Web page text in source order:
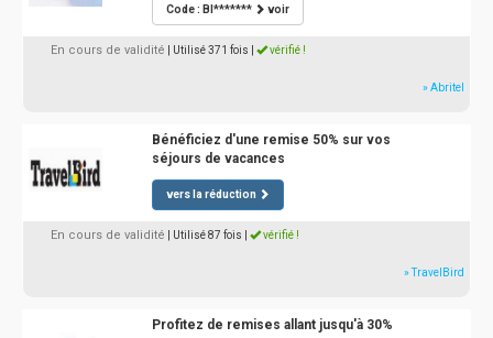
Code : BI******* voir
En cours de validité | Utilisé 371 fois vérifié !
» Abritel
Bénéficiez d'une remise 50% sur vos
séjours de vacances
vers la réduction
En cours de validité | Utilisé 87 fois vérifié !
» TravelBird
Profitez de remises allant jusqu'à 30%